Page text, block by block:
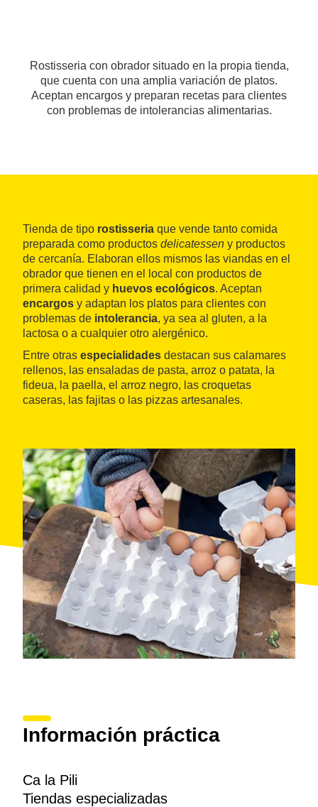
Rostisseria con obrador situado en la propia tienda,
que cuenta con una amplia variación de platos.
Aceptan encargos y preparan recetas para clientes
con problemas de intolerancias alimentarias.
Tienda de tipo rostisseria que vende tanto comida
preparada como productos delicatessen y productos
de cercanía. Elaboran ellos mismos las viandas en el
obrador que tienen en el local con productos de
primera calidad y huevos ecológicos. Aceptan
encargos y adaptan los platos para clientes con
problemas de intolerancia, ya sea al gluten, a la
lactosa o a cualquier otro alergénico.
Entre otras especialidades destacan sus calamares
rellenos, las ensaladas de pasta, arroz o patata, la
fideua, la paella, el arroz negro, las croquetas
caseras, las fajitas o las pizzas artesanales.
Información práctica
Ca la Pili
Tiendas especializadas